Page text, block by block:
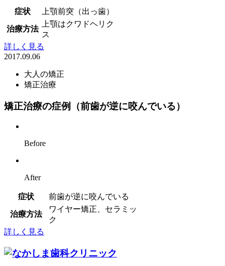
症状 上顎前突（出っ歯）
治療方法
上顎はクワドヘリク
ス
詳しく見る
2017.09.06
大人の矯正
矯正治療
矯正治療の症例（前歯が逆に咬んでいる）
Before
After
症状 前歯が逆に咬んでいる
治療方法
ワイヤー矯正、セラミッ
ク
詳しく見る